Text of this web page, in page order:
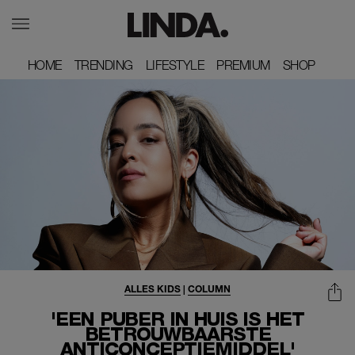
HOME
HOME TRENDING
TRENDING LIFESTYLE
LIFESTYLE PREMIUM
PREMIUM SHOP
SHOP
'EEN PUBER IN HUIS IS HET
BETROUWBAARSTE
ANTICONCEPTIEMIDDEL'
ALLES KIDS | COLUMN